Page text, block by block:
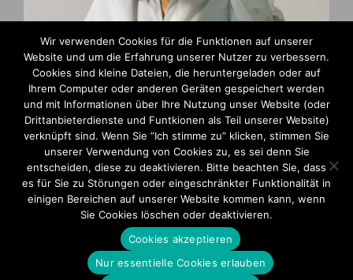
Zahlungsarten
AGB und Widerruf
Impressum
Datenschutzerklärung
Wir verwenden Cookies für die Funktionen auf unserer
Website und um die Erfahrung unserer Nutzer zu verbessern.
Cookies sind kleine Dateien, die heruntergeladen oder auf
Ihrem Computer oder anderen Geräten gespeichert werden
und mit Informationen über Ihre Nutzung unser Website (oder
Drittanbieterdienste und Funtkionen als Teil unserer Website)
verknüpft sind. Wenn Sie ”Ich stimme zu” klicken, stimmen Sie
unserer Verwendung von Cookies zu, es sei denn Sie
entscheiden, diese zu deaktivieren. Bitte beachten Sie, dass
es für Sie zu Störungen oder eingeschränkter Funktionalität in
einigen Bereichen auf unserer Website kommen kann, wenn
Sie Cookies löschen oder deaktivieren.
Cookies akzeptieren
Nur essentielle Cookies erlauben